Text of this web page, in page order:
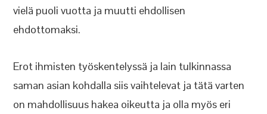
vielä puoli vuotta ja muutti ehdollisen
ehdottomaksi.
Erot ihmisten työskentelyssä ja lain tulkinnassa
saman asian kohdalla siis vaihtelevat ja tätä varten
on mahdollisuus hakea oikeutta ja olla myös eri